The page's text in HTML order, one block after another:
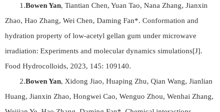
1.Bowen Yan, Tiantian Chen, Yuan Tao, Nana Zhang, Jianxin
Zhao, Hao Zhang, Wei Chen, Daming Fan*. Conformation and
hydration property of low-acetyl gellan gum under microwave
irradiation: Experiments and molecular dynamics simulations[J].
Food Hydrocolloids, 2023, 145: 109140.
2.Bowen Yan, Xidong Jiao, Huaping Zhu, Qian Wang, Jianlian
Huang, Jianxin Zhao, Hongwei Cao, Wenguo Zhou, Wenhai Zhang,